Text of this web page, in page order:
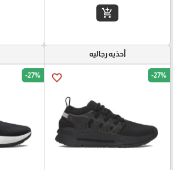
add_shopping_cart
أحذيه رجاليه
favorite_border -27%
-27%